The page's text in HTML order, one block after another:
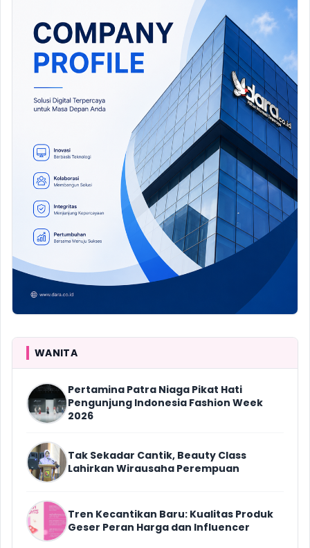
WANITA
Pertamina Patra Niaga Pikat Hati
Pengunjung Indonesia Fashion Week
2026
Tak Sekadar Cantik, Beauty Class
Lahirkan Wirausaha Perempuan
Tren Kecantikan Baru: Kualitas Produk
Geser Peran Harga dan Influencer